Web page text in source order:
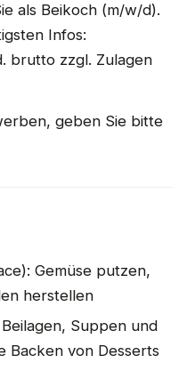
als Beikoch (m/w/d).
Infos:
brutto zzgl. Zulagen
geben Sie bitte
Gemüse putzen,
herstellen
Suppen und
Backen von Desserts